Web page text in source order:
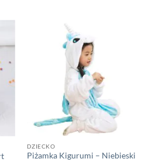
DZIECKO
Piżamka Kigurumi – Niebieski